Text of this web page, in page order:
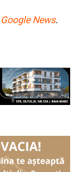
Google News.